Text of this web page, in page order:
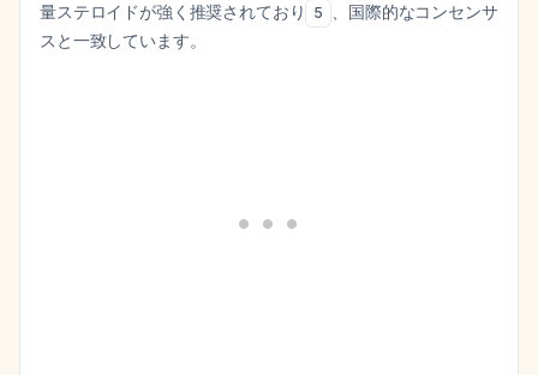
量ステロイドが強く推奨されており
5
、国際的なコンセンサ
スと一致しています。